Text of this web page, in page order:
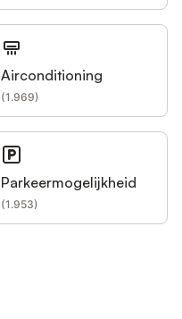
Airconditioning
(1.969)
Parkeermogelijkheid
(1.953)